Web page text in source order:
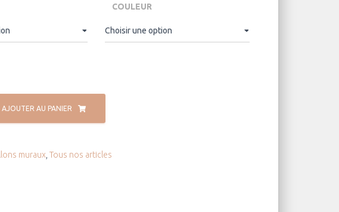
COULEUR
AJOUTER AU PANIER
muraux Tous nos articles